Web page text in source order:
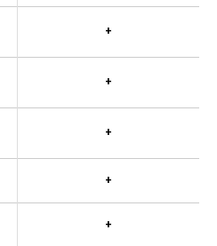
система
Электронная
курсовой
Электронная
EBD с
экстренном
включение
при экстренном
+
+
+
+
+